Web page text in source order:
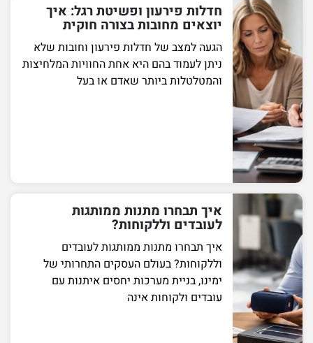
חדלות פירעון ופשיטת רגל: איך
יוצאים מחובות בצורה חוקית
הגעה למצב של חדלות פירעון וחובות שלא
ניתן לעמוד בהם היא אחת החוויות המלחיצות
והמטלטלות ביותר שאדם או בעל
איך תבחרו מתנות ממותגות
לעובדים וללקוחות?
איך תבחרו מתנות ממותגות לעובדים
וללקוחות? בעולם העסקים התחרותי של
ימינו, בניית מערכות יחסים איתנות עם
עובדים ולקוחות אינה